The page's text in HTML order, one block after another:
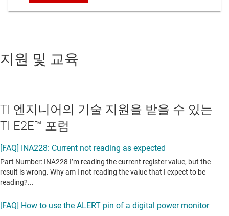
지원 및 교육
TI 엔지니어의 기술 지원을 받을 수 있는
TI E2E™ 포럼